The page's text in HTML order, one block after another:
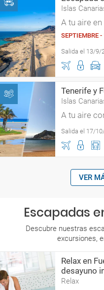
Islas
A tu aire
SEPTIEMBRE
Salida el 13/9/
Tenerife y
Islas
A tu aire
Salida el 17/
VER
Escapadas
Descubre nuestras
excursiones,
Relax en
desayuno
Relax